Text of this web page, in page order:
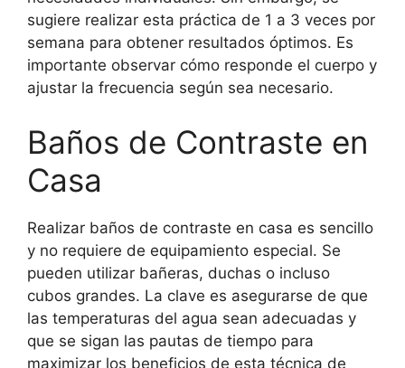
sugiere realizar esta práctica de 1 a 3 veces por
semana para obtener resultados óptimos. Es
importante observar cómo responde el cuerpo y
ajustar la frecuencia según sea necesario.
Baños de Contraste en
Casa
Realizar baños de contraste en casa es sencillo
y no requiere de equipamiento especial. Se
pueden utilizar bañeras, duchas o incluso
cubos grandes. La clave es asegurarse de que
las temperaturas del agua sean adecuadas y
que se sigan las pautas de tiempo para
maximizar los beneficios de esta técnica de